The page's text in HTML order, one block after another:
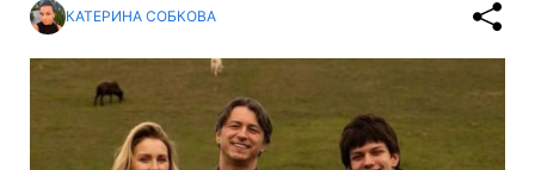
КАТЕРИНА СОБКОВА